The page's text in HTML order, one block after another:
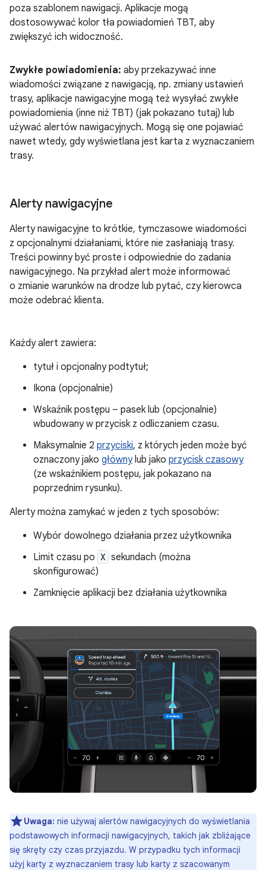
poza szablonem nawigacji. Aplikacje mogą
dostosowywać kolor tła powiadomień TBT, aby
zwiększyć ich widoczność.
Zwykłe powiadomienia: aby przekazywać inne
wiadomości związane z nawigacją, np. zmiany ustawień
trasy, aplikacje nawigacyjne mogą też wysyłać zwykłe
powiadomienia (inne niż TBT) (jak pokazano tutaj) lub
używać alertów nawigacyjnych. Mogą się one pojawiać
nawet wtedy, gdy wyświetlana jest karta z wyznaczaniem
trasy.
Alerty nawigacyjne
Alerty nawigacyjne to krótkie, tymczasowe wiadomości
z opcjonalnymi działaniami, które nie zasłaniają trasy.
Treści powinny być proste i odpowiednie do zadania
nawigacyjnego. Na przykład alert może informować
o zmianie warunków na drodze lub pytać, czy kierowca
może odebrać klienta.
Każdy alert zawiera:
tytuł i opcjonalny podtytuł;
Ikona (opcjonalnie)
Wskaźnik postępu – pasek lub (opcjonalnie)
wbudowany w przycisk z odliczaniem czasu.
Maksymalnie 2 przyciski, z których jeden może być
oznaczony jako głównylub jako przycisk czasowy
(ze wskaźnikiem postępu, jak pokazano na
poprzednim rysunku).
Alerty można zamykać w jeden z tych sposobów:
Wybór dowolnego działania przez użytkownika
Limit czasu po X sekundach (można
skonfigurować)
Zamknięcie aplikacji bez działania użytkownika
Uwaga: nie używaj alertów nawigacyjnych do wyświetlania
podstawowych informacji nawigacyjnych, takich jak zbliżające
się skręty czy czas przyjazdu. W przypadku tych informacji
użyj karty z wyznaczaniem trasy lub karty z szacowanym